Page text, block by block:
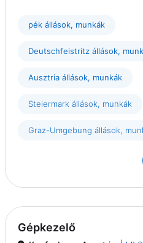
pék állások, munkák
Deutschfeistritz állások,
Ausztria állások, munkák
Steiermark állások, munkák
Graz-Umgebung állások,
Gépkezelő